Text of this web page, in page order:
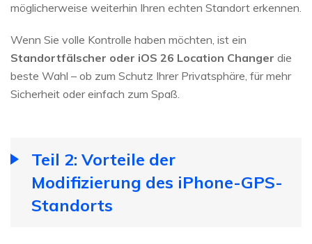
möglicherweise weiterhin Ihren echten Standort erkennen.
Wenn Sie volle Kontrolle haben möchten, ist ein
Standortfälscher oder iOS 26 Location Changer die
beste Wahl – ob zum Schutz Ihrer Privatsphäre, für mehr
Sicherheit oder einfach zum Spaß.
Teil 2: Vorteile der
Modifizierung des iPhone-GPS-
Standorts